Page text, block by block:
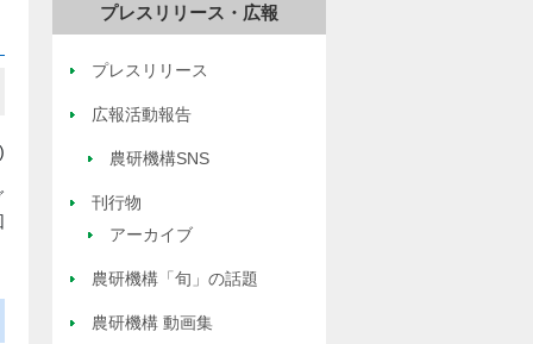
プレスリリース・広報
プレスリリース
広報活動報告
農研機構SNS
刊行物
アーカイブ
農研機構「旬」の話題
農研機構 動画集